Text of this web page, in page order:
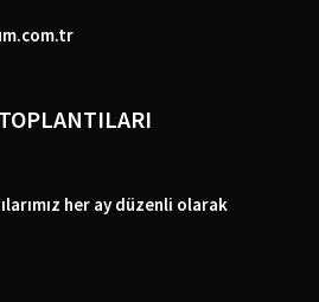
her ay düzenli olarak